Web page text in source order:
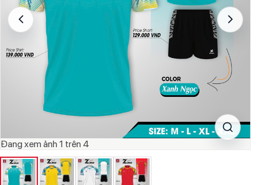
Đang xem ảnh 1 trên 4